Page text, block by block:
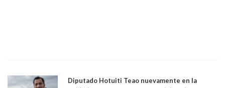
Diputado Hotuiti Teao nuevamente en la